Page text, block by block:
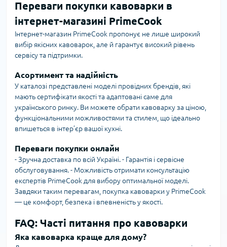
Переваги покупки кавоварки в
інтернет-магазині PrimeCook
Інтернет-магазин PrimeCook пропонує не лише широкий
вибір якісних кавоварок, але й гарантує високий рівень
сервісу та підтримки.
Асортимент та надійність
У каталозі представлені моделі провідних брендів, які
мають сертифікати якості та адаптовані саме для
українського ринку. Ви можете обрати кавоварку за ціною,
функціональними можливостями та стилем, що ідеально
впишеться в інтер’єр вашої кухні.
Переваги покупки онлайн
- Зручна доставка по всій Україні. - Гарантія і сервісне
обслуговування. - Можливість отримати консультацію
експертів PrimeCook для вибору оптимальної моделі.
Завдяки таким перевагам, покупка кавоварки у PrimeCook
— це комфорт, безпека і впевненість у якості.
FAQ: Часті питання про кавоварки
Яка кавоварка краще для дому?